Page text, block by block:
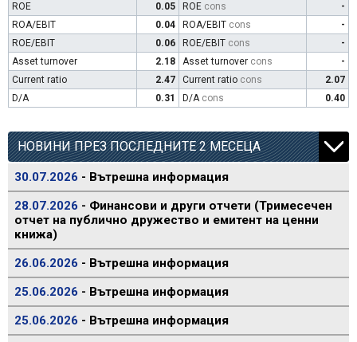
ROE
0.05 ROE cons
-
ROA/EBIT
0.04 ROA/EBIT cons
-
ROE/EBIT
0.06 ROE/EBIT cons
-
Asset turnover
2.18 Asset turnover cons
-
Current ratio
2.47 Current ratio cons
2.07
D/A
0.31 D/A cons 0.40
НОВИНИ ПРЕЗ ПОСЛЕДНИТЕ 2 МЕСЕЦА
30.07.2026 - Вътрешна информация
28.07.2026 - Финансови и други отчети (Тримесечен
отчет на публично дружество и емитент на ценни
книжа)
26.06.2026 - Вътрешна информация
25.06.2026 - Вътрешна информация
25.06.2026 - Вътрешна информация